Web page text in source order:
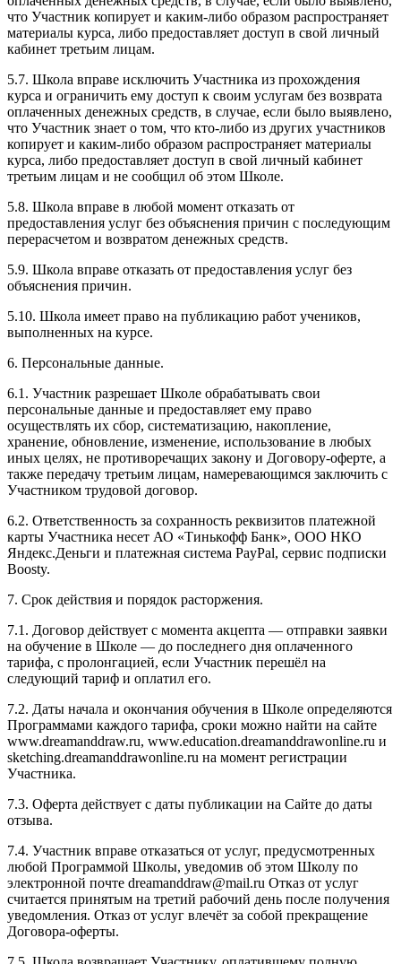
что Участник копирует и каким-либо образом распространяет
материалы курса, либо предоставляет доступ в свой личный
кабинет третьим лицам.
5.7. Школа вправе исключить Участника из прохождения
курса и ограничить ему доступ к своим услугам без возврата
оплаченных денежных средств, в случае, если было выявлено,
что Участник знает о том, что кто-либо из других участников
копирует и каким-либо образом распространяет материалы
курса, либо предоставляет доступ в свой личный кабинет
третьим лицам и не сообщил об этом Школе.
5.8. Школа вправе в любой момент отказать от
предоставления услуг без объяснения причин с последующим
перерасчетом и возвратом денежных средств.
5.9. Школа вправе отказать от предоставления услуг без
объяснения причин.
5.10. Школа имеет право на публикацию работ учеников,
выполненных на курсе.
6. Персональные данные.
6.1. Участник разрешает Школе обрабатывать свои
персональные данные и предоставляет ему право
осуществлять их сбор, систематизацию, накопление,
хранение, обновление, изменение, использование в любых
иных целях, не противоречащих закону и Договору-оферте, а
также передачу третьим лицам, намеревающимся заключить с
Участником трудовой договор.
6.2. Ответственность за сохранность реквизитов платежной
карты Участника несет АО «Тинькофф Банк», ООО НКО
Яндекс.Деньги и платежная система PayPal, сервис подписки
Boosty.
7. Срок действия и порядок расторжения.
7.1. Договор действует с момента акцепта — отправки заявки
на обучение в Школе — до последнего дня оплаченного
тарифа, с пролонгацией, если Участник перешёл на
следующий тариф и оплатил его.
7.2. Даты начала и окончания обучения в Школе определяются
Программами каждого тарифа, сроки можно найти на сайте
www.dreamanddraw.ru, www.education.dreamanddrawonline.ru и
sketching.dreamanddrawonline.ru на момент регистрации
Участника.
7.3. Оферта действует с даты публикации на Сайте до даты
отзыва.
7.4. Участник вправе отказаться от услуг, предусмотренных
любой Программой Школы, уведомив об этом Школу по
электронной почте dreamanddraw@mail.ru Отказ от услуг
считается принятым на третий рабочий день после получения
уведомления. Отказ от услуг влечёт за собой прекращение
Договора-оферты.